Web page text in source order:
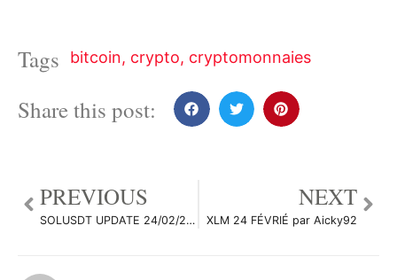
Tags bitcoin, crypto, cryptomonnaies
Share this post:
PREVIOUS
SOLUSDT UPDATE 24/02/2022 – 3H – Séquence baissière/ #Graph par TheTradersCorner
NEXT
XLM 24 FÉVRIÉ par Aicky92